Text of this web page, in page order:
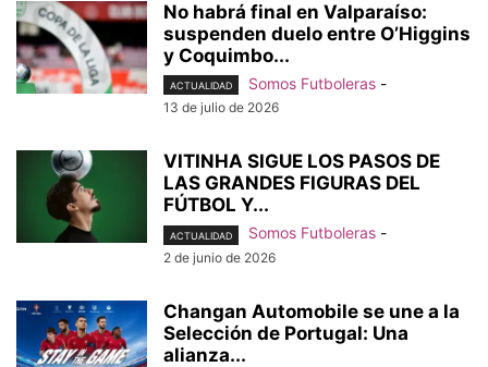
No habrá final en Valparaíso:
suspenden duelo entre O’Higgins
y Coquimbo...
ACTUALIDAD Somos Futboleras -
13 de julio de 2026
VITINHA SIGUE LOS PASOS DE
LAS GRANDES FIGURAS DEL
FÚTBOL Y...
ACTUALIDAD Somos Futboleras -
2 de junio de 2026
Changan Automobile se une a la
Selección de Portugal: Una
alianza...